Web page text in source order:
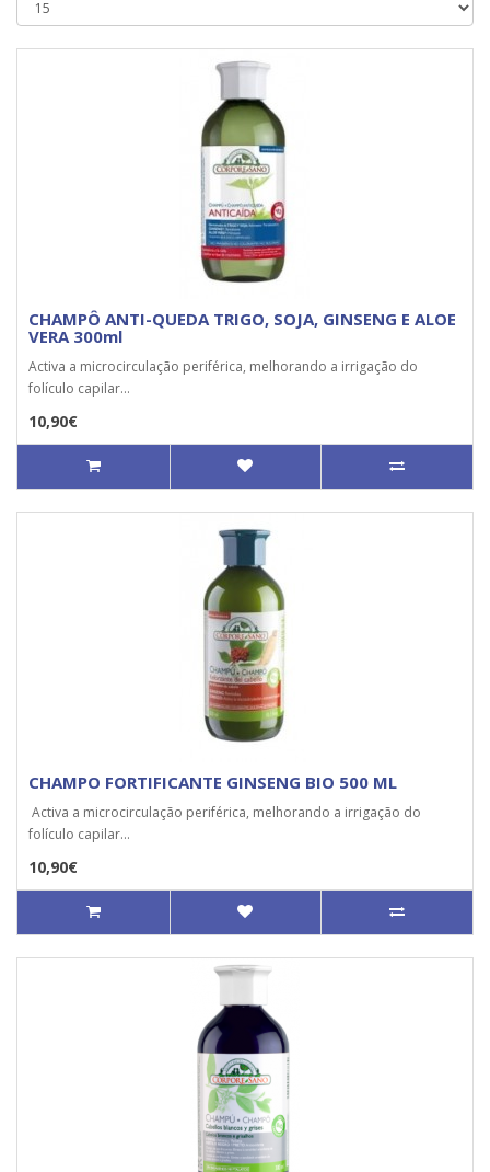
CHAMPÔ ANTI-QUEDA TRIGO, SOJA, GINSENG E ALOE
VERA 300ml
Activa a microcirculação periférica, melhorando a irrigação do
folículo capilar...
10,90€
CHAMPO FORTIFICANTE GINSENG BIO 500 ML
Activa a microcirculação periférica, melhorando a irrigação do
folículo capilar...
10,90€